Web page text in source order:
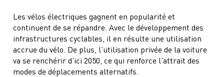
Les vélos électriques gagnent en popularité et
continuent de se répandre. Avec le développement des
infrastructures cyclables, il en résulte une utilisation
accrue du vélo. De plus, l’utilisation privée de la voiture
va se renchérir d’ici 2050, ce qui renforce l’attrait des
modes de déplacements alternatifs.